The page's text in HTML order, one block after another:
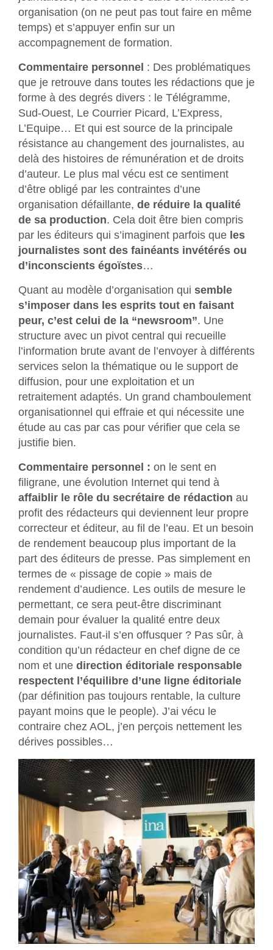
organisation (on ne peut pas tout faire en même
temps) et s’appuyer enfin sur un
accompagnement de formation.
Commentaire personnel : Des problématiques
que je retrouve dans toutes les rédactions que je
forme à des degrés divers : le Télégramme,
Sud-Ouest, Le Courrier Picard, L’Express,
L’Equipe… Et qui est source de la principale
résistance au changement des journalistes, au
delà des histoires de rémunération et de droits
d’auteur. Le plus mal vécu est ce sentiment
d’être obligé par les contraintes d’une
organisation défaillante, de réduire la qualité
de sa production. Cela doit être bien compris
par les éditeurs qui s’imaginent parfois que les
journalistes sont des fainéants invétérés ou
d’inconscients égoïstes…
Quant au modèle d’organisation qui semble
s’imposer dans les esprits tout en faisant
peur, c’est celui de la “newsroom”. Une
structure avec un pivot central qui recueille
l’information brute avant de l’envoyer à différents
services selon la thématique ou le support de
diffusion, pour une exploitation et un
retraitement adaptés. Un grand chamboulement
organisationnel qui effraie et qui nécessite une
étude au cas par cas pour vérifier que cela se
justifie bien.
Commentaire personnel : on le sent en
filigrane, une évolution Internet qui tend à
affaiblir le rôle du secrétaire de rédaction au
profit des rédacteurs qui deviennent leur propre
correcteur et éditeur, au fil de l’eau. Et un besoin
de rendement beaucoup plus important de la
part des éditeurs de presse. Pas simplement en
termes de « pissage de copie » mais de
rendement d’audience. Les outils de mesure le
permettant, ce sera peut-être discriminant
demain pour évaluer la qualité entre deux
journalistes. Faut-il s’en offusquer ? Pas sûr, à
condition qu’un rédacteur en chef digne de ce
nom et une direction éditoriale responsable
respectent l’équilibre d’une ligne éditoriale
(par définition pas toujours rentable, la culture
payant moins que le people). J’ai vécu le
contraire chez AOL, j’en perçois nettement les
dérives possibles…